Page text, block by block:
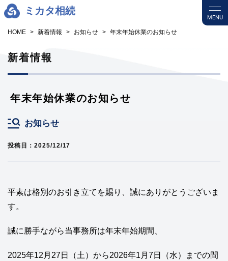
ミカタ相続
MENU
HOME 新着情報 お知らせ 年末年始休業のお知らせ
新着情報
年末年始休業のお知らせ
お知らせ
投稿日：2025/12/17
平素は格別のお引き立てを賜り、誠にありがとうございま
す。
誠に勝手ながら当事務所は年末年始期間、
2025年12月27日（土）から2026年1月7日（水）までの間